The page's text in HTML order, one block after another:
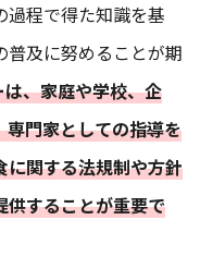
過程で得た知識を基
普及に努めることが期
、家庭や学校、企
門家としての指導を
に関する法規制や方針
供することが重要で